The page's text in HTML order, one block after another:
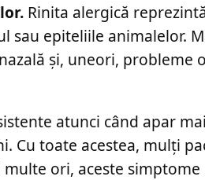
Rinita alergică
sau epiteliile animalelor.
și, uneori, probleme
atunci când apar
Cu toate acestea, mulți
ori, aceste simptome